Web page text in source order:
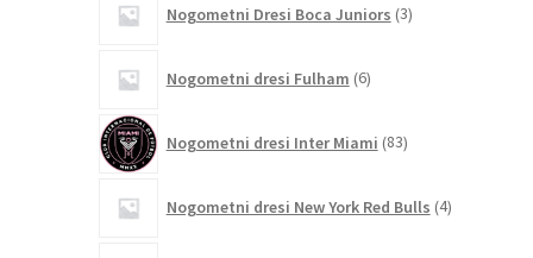
Nogometni Dresi Boca Juniors 3izdelki
Nogometni dresi Fulham 6izdelkov
Nogometni dresi Inter Miami 83izdelkov
Nogometni dresi New York Red Bulls 4izdelki